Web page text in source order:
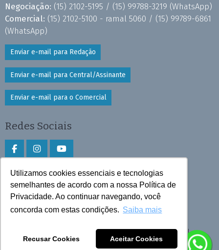
Utilizamos cookies essenciais e tecnologias
semelhantes de acordo com a nossa Política de
Privacidade. Ao continuar navegando, você
concorda com estas condições. Saiba mais
Recusar Cookies Aceitar Cookies
Negociação: (15) 2102-5195 / (15) 99788-3219 (WhatsApp)
Comercial: (15) 2102-5100 - ramal 5060 / (15) 99789-6861
(WhatsApp)
Enviar e-mail para Redação
Enviar e-mail para Central/Assinante
Enviar e-mail para o Comercial
Redes Sociais
Faça download do aplicativo
Play Store e App Store
Todos os direitos reservados © 2026 Cruzeiro do Sul